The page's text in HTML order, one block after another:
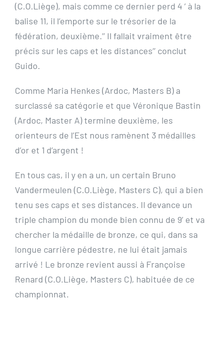
(C.O.Liège), mais comme ce dernier perd 4 ‘ à la
balise 11, il l’emporte sur le trésorier de la
fédération, deuxième.’’ Il fallait vraiment être
précis sur les caps et les distances’’ conclut
Guido.
Comme Maria Henkes (Ardoc, Masters B) a
surclassé sa catégorie et que Véronique Bastin
(Ardoc, Master A) termine deuxième, les
orienteurs de l’Est nous ramènent 3 médailles
d’or et 1 d’argent !
En tous cas, il y en a un, un certain Bruno
Vandermeulen (C.O.Liège, Masters C), qui a bien
tenu ses caps et ses distances. Il devance un
triple champion du monde bien connu de 9’ et va
chercher la médaille de bronze, ce qui, dans sa
longue carrière pédestre, ne lui était jamais
arrivé ! Le bronze revient aussi à Françoise
Renard (C.O.Liège, Masters C), habituée de ce
championnat.